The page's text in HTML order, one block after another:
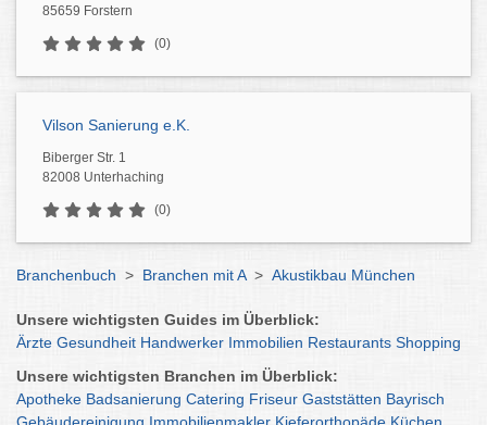
85659 Forstern
(0)
Vilson Sanierung e.K.
Biberger Str. 1
82008 Unterhaching
(0)
Branchenbuch > Branchen mit A > Akustikbau München
Unsere wichtigsten Guides im Überblick:
Ärzte Gesundheit Handwerker Immobilien Restaurants Shopping
Unsere wichtigsten Branchen im Überblick:
Apotheke Badsanierung Catering Friseur Gaststätten Bayrisch